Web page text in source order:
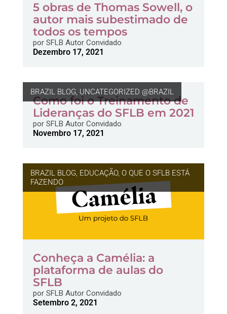
5 obras de Thomas Sowell, o
autor mais subestimado de
todos os tempos
porSFLB Autor Convidado
Dezembro 17, 2021
BRAZIL BLOG, UNCATEGORIZED @BRAZIL
Como foi o Treinamento de
Lideranças do SFLB em 2021
porSFLB Autor Convidado
Novembro 17, 2021
BRAZIL BLOG, EDUCAÇÃO, O QUE O SFLB ESTÁ
FAZENDO
Conheça a Camélia: a
plataforma de aulas do
SFLB
porSFLB Autor Convidado
Setembro 2, 2021